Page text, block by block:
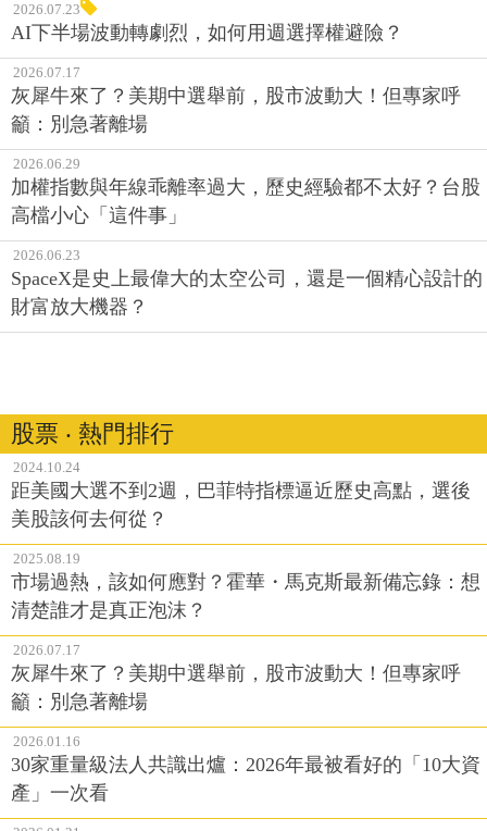
2026.07.23
AI下半場波動轉劇烈，如何用週選擇權避險？
2026.07.17
灰犀牛來了？美期中選舉前，股市波動大！但專家呼
籲：別急著離場
2026.06.29
加權指數與年線乖離率過大，歷史經驗都不太好？台股
高檔小心「這件事」
2026.06.23
SpaceX是史上最偉大的太空公司，還是一個精心設計的
財富放大機器？
股票 ‧ 熱門排行
2024.10.24
距美國大選不到2週，巴菲特指標逼近歷史高點，選後
美股該何去何從？
2025.08.19
市場過熱，該如何應對？霍華・馬克斯最新備忘錄：想
清楚誰才是真正泡沫？
2026.07.17
灰犀牛來了？美期中選舉前，股市波動大！但專家呼
籲：別急著離場
2026.01.16
30家重量級法人共識出爐：2026年最被看好的「10大資
產」一次看